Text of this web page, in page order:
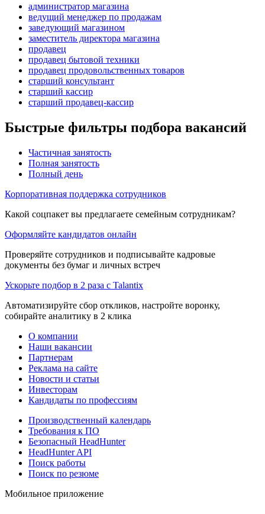
администратор магазина
ведущий менеджер по продажам
заведующий магазином
заместитель директора магазина
продавец
продавец бытовой техники
продавец продовольственных товаров
старший консультант
старший кассир
старший продавец-кассир
Быстрые фильтры подбора вакансий
Частичная занятость
Полная занятость
Полный день
Корпоративная поддержка сотрудников
Какой соцпакет вы предлагаете семейным сотрудникам?
Оформляйте кандидатов онлайн
Проверяйте сотрудников и подписывайте кадровые
документы без бумаг и личных встреч
Ускорьте подбор в 2 раза с Talantix
Автоматизируйте сбор откликов, настройте воронку,
собирайте аналитику в 2 клика
О компании
Наши вакансии
Партнерам
Реклама на сайте
Новости и статьи
Инвесторам
Кандидаты по профессиям
Производственный календарь
Требования к ПО
Безопасный HeadHunter
HeadHunter API
Поиск работы
Поиск по резюме
Мобильное приложение